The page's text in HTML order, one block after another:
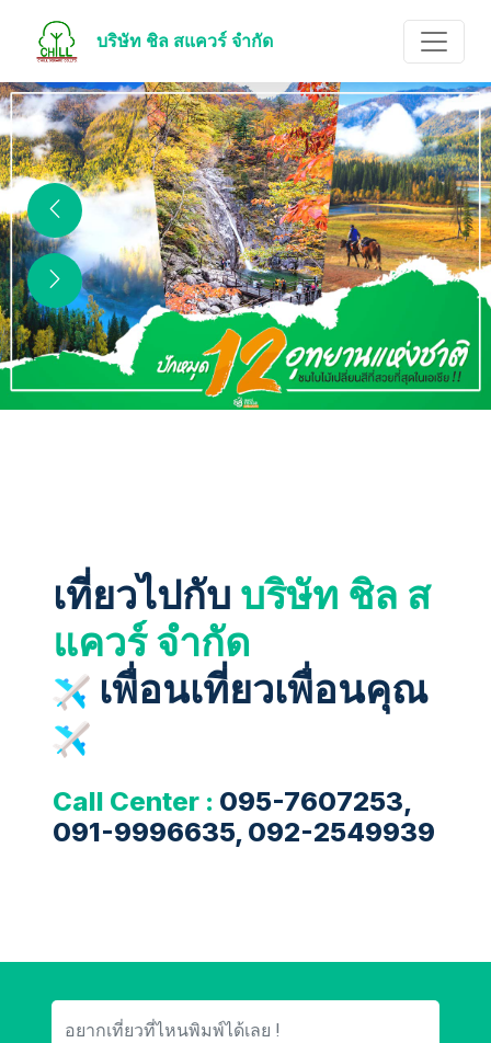
บริษัท ชิล สแควร์ จำกัด
เที่ยวไปกับ บริษัท ชิล ส
แควร์ จำกัด
เพื่อนเที่ยวเพื่อนคุณ
Call Center : 095-7607253,
091-9996635, 092-2549939